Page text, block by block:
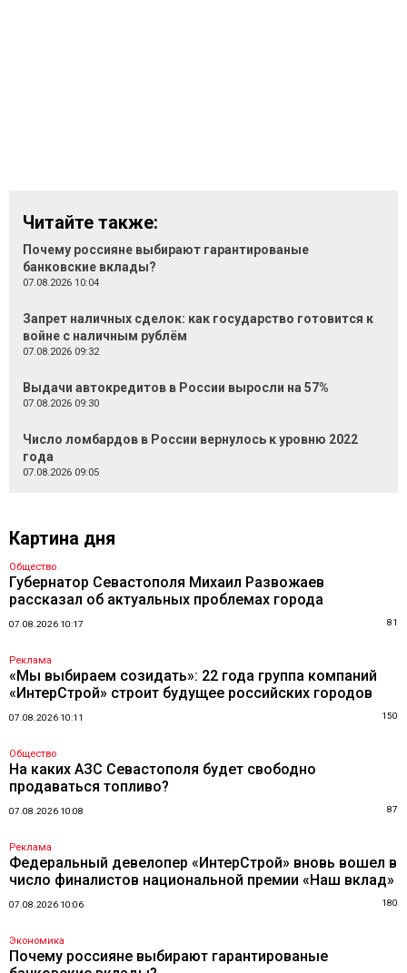
Читайте также:
Почему россияне выбирают гарантированые
банковские вклады?
07.08.2026 10:04
Запрет наличных сделок: как государство готовится к
войне с наличным рублём
07.08.2026 09:32
Выдачи автокредитов в России выросли на 57%
07.08.2026 09:30
Число ломбардов в России вернулось к уровню 2022
года
07.08.2026 09:05
Картина дня
Общество
Губернатор Севастополя Михаил Развожаев
рассказал об актуальных проблемах города
07.08.2026 10:17 81
Реклама
«Мы выбираем созидать»: 22 года группа компаний
«ИнтерСтрой» строит будущее российских городов
07.08.2026 10:11 150
Общество
На каких АЗС Севастополя будет свободно
продаваться топливо?
07.08.2026 10:08 87
Реклама
Федеральный девелопер «ИнтерСтрой» вновь вошел в
число финалистов национальной премии «Наш вклад»
07.08.2026 10:06 180
Экономика
Почему россияне выбирают гарантированые